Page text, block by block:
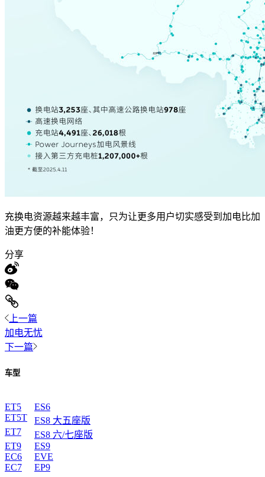
充换电资源越来越丰富，只为让更多用户切实感受到加电比加
油更方便的补能体验！
分享
上一篇
加电无忧
下一篇
车型
ET5
ET5T
ET7
ET9
EC6
EC7
ES6
ES8 大五座版
ES8 六/七座版
ES9
EVE
EP9